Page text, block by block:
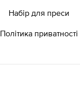
Набір для преси
Політика приватності